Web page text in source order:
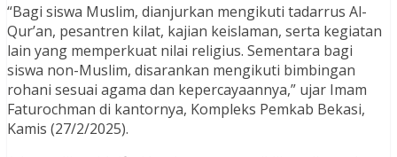
“Bagi siswa Muslim, dianjurkan mengikuti tadarrus Al-
Qur’an, pesantren kilat, kajian keislaman, serta kegiatan
lain yang memperkuat nilai religius. Sementara bagi
siswa non-Muslim, disarankan mengikuti bimbingan
rohani sesuai agama dan kepercayaannya,” ujar Imam
Faturochman di kantornya, Kompleks Pemkab Bekasi,
Kamis (27/2/2025).